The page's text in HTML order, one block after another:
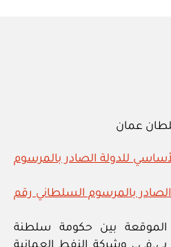
عمان
للدولة الصادر بالمرسوم
الصادر بالمرسوم السلطاني رقم
الموقعة بين حكومة سلطنة